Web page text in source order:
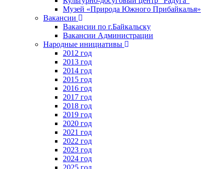
Музей «Природа Южного Прибайкалья»
Вакансии
Вакансии по г.Байкальску
Вакансии Администрации
Народные инициативы
2012 год
2013 год
2014 год
2015 год
2016 год
2017 год
2018 год
2019 год
2020 год
2021 год
2022 год
2023 год
2024 год
2025 год